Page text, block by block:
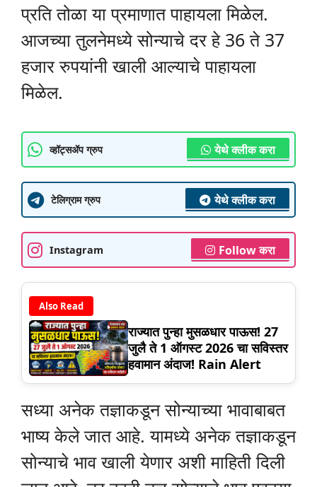
प्रति तोळा या प्रमाणात पाहायला मिळेल.
आजच्या तुलनेमध्ये सोन्याचे दर हे 36 ते 37
हजार रुपयांनी खाली आल्याचे पाहायला
मिळेल.
व्हॉट्सॲप ग्रुप येथे क्लीक करा
टेलिग्राम ग्रुप येथे क्लीक करा
Instagram Follow करा
Also Read
राज्यात पुन्हा मुसळधार पाऊस! 27
जुलै ते 1 ऑगस्ट 2026 चा सविस्तर
हवामान अंदाज! Rain Alert
सध्या अनेक तज्ञाकडून सोन्याच्या भावाबाबत
भाष्य केले जात आहे. यामध्ये अनेक तज्ञाकडून
सोन्याचे भाव खाली येणार अशी माहिती दिली